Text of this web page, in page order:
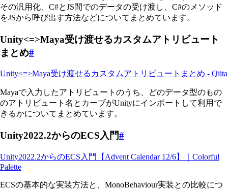
その汎用化、C#とJS間でのデータの受け渡し、C#のメソッド
をJSから呼び出す方法などについてまとめています。
Unity<=>Maya受け渡せるカスタムアトリビュート
まとめ#
Unity<=>Maya受け渡せるカスタムアトリビュートまとめ - Qiita
Mayaで入力したアトリビュートのうち、どのデータ型のもの
のアトリビュート名とカーブがUnityにインポートして利用で
きるかについてまとめています。
Unity2022.2からのECS入門#
Unity2022.2からのECS入門【Advent Calendar 12/6】｜Colorful
Palette
ECSの基本的な実装方法と、MonoBehaviour実装との比較につ